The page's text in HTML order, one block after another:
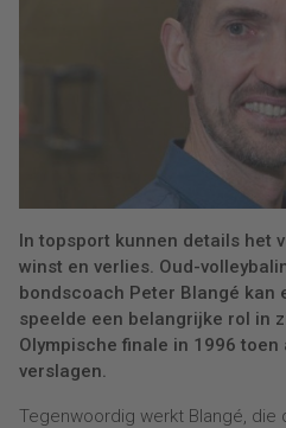
In topsport kunnen details het
winst en verlies. Oud-
bondscoach Peter Blangé kan
speelde een belangrijke rol in
Olympische finale in 1996
verslagen.
Tegenwoordig werkt Blangé, die